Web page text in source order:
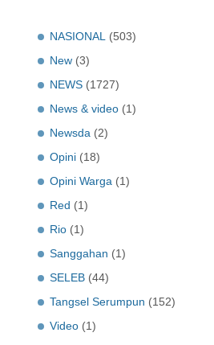
NASIONAL
(503)
New (3)
NEWS (1727)
News & video (1)
Newsda (2)
Opini (18)
Opini Warga (1)
Red (1)
Rio (1)
Sanggahan (1)
SELEB (44)
Tangsel Serumpun (152)
Video (1)